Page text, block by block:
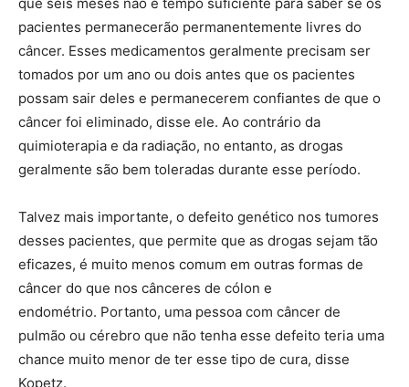
pacientes permanecerão permanentemente livres do
câncer. Esses medicamentos geralmente precisam ser
tomados por um ano ou dois antes que os pacientes
possam sair deles e permanecerem confiantes de que o
câncer foi eliminado, disse ele. Ao contrário da
quimioterapia e da radiação, no entanto, as drogas
geralmente são bem toleradas durante esse período.
Talvez mais importante, o defeito genético nos tumores
desses pacientes, que permite que as drogas sejam tão
eficazes, é muito menos comum em outras formas de
câncer do que nos cânceres de cólon e
endométrio. Portanto, uma pessoa com câncer de
pulmão ou cérebro que não tenha esse defeito teria uma
chance muito menor de ter esse tipo de cura, disse
Kopetz.